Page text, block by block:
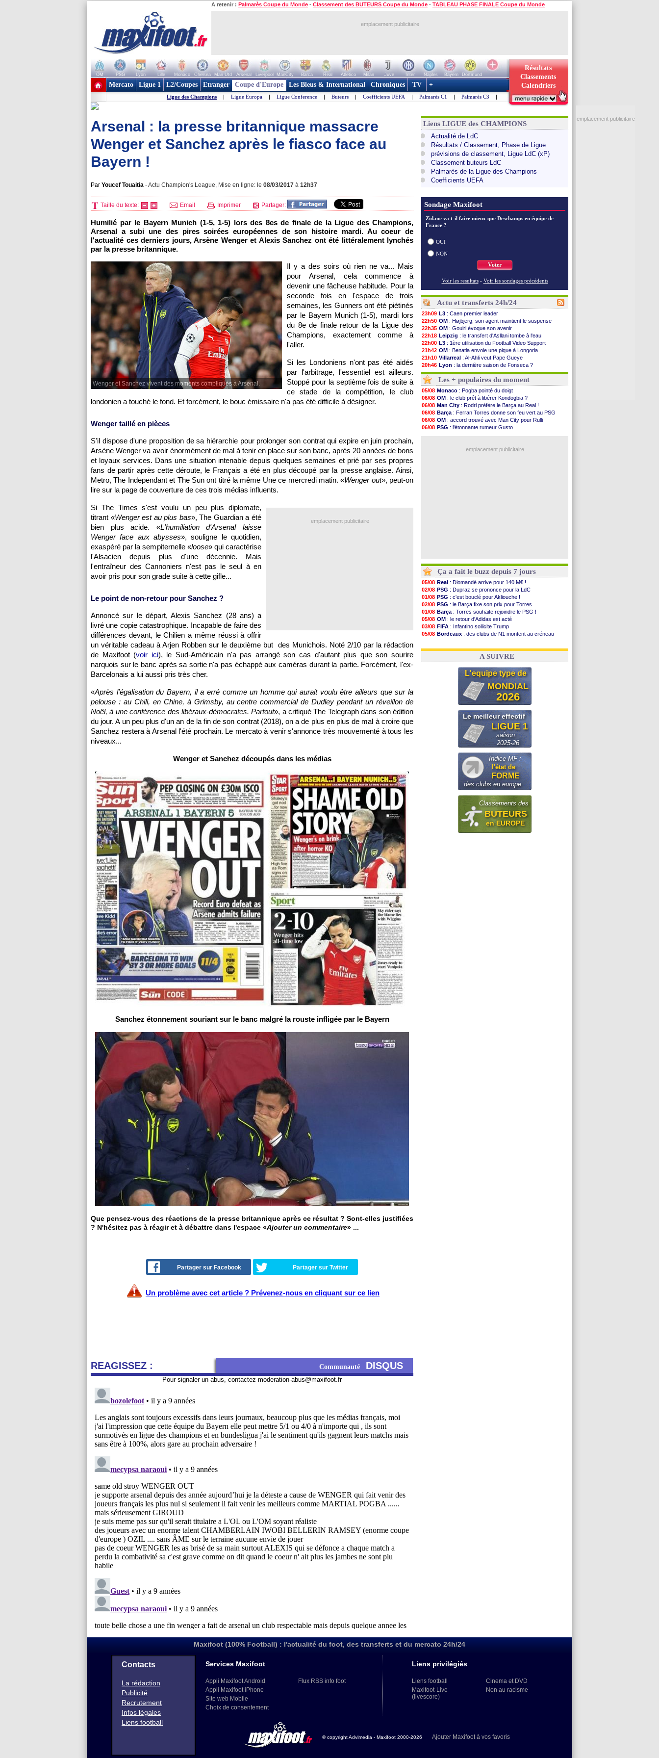
A retenir : Palmarès Coupe du Monde - Classement des BUTEURS Coupe du Monde - TABLEAU PHASE FINALE Coupe du Monde
emplacement publicitaire
OM PSG Lyon Lille Monaco Chelsea Man Utd Arsenal Liverpool ManCity Barca Real Atletico Milan Juve Inter Naples Bayern
Dortmund
+ de clubs
Résultats
Classements
Calendriers
Mercato Ligue 1 L2/Coupes Etranger Coupe d'Europe Les Bleus & International Chroniques TV +
Ligue des Champions | Ligue Europa | Ligue Conference | Buteurs | Coefficients UEFA | Palmarès C1 | Palmarès C3 |
Arsenal : la presse britannique massacre
Wenger et Sanchez après le fiasco face au
Bayern !
Par Youcef Touaitia -Actu Champion's League, Mise en ligne: le 08/03/2017 à 12h37
Taille du texte: Email Imprimer Partager:
Humilié par le Bayern Munich (1-5, 1-5) lors des 8es de finale de la Ligue des Champions,
Arsenal a subi une des pires soirées européennes de son histoire mardi. Au coeur de
l'actualité ces derniers jours, Arsène Wenger et Alexis Sanchez ont été littéralement lynchés
par la presse britannique.
Wenger et Sanchez vivent des moments compliqués à Arsenal.
Il y a des soirs où rien ne va... Mais
pour Arsenal, cela commence à
devenir une fâcheuse habitude. Pour la
seconde fois en l'espace de trois
semaines, les Gunners ont été piétinés
par le Bayern Munich (1-5), mardi lors
du 8e de finale retour de la Ligue des
Champions, exactement comme à
l'aller.
Si les Londoniens n'ont pas été aidés
par l'arbitrage, l'essentiel est ailleurs.
Stoppé pour la septième fois de suite à
ce stade de la compétition, le club
londonien a touché le fond. Et forcément, le bouc émissaire n'a pas été difficile à désigner.
Wenger taillé en pièces
S'il dispose d'une proposition de sa hiérarchie pour prolonger son contrat qui expire en juin prochain,
Arsène Wenger va avoir énormément de mal à tenir en place sur son banc, après 20 années de bons
et loyaux services. Dans une situation intenable depuis quelques semaines et prié par ses propres
fans de partir après cette déroute, le Français a été en plus découpé par la presse anglaise. Ainsi,
Metro, The Independant et The Sun ont titré la même Une ce mercredi matin. «Wenger out», peut-on
lire sur la page de couverture de ces trois médias influents.
emplacement publicitaire
Si The Times s'est voulu un peu plus diplomate,
titrant «Wenger est au plus bas», The Guardian a été
bien plus acide. «L'humiliation d'Arsenal laisse
Wenger face aux abysses», souligne le quotidien,
exaspéré par la sempiternelle «loose» qui caractérise
l'Alsacien depuis plus d'une décennie. Mais
l'entraîneur des Cannoniers n'est pas le seul à en
avoir pris pour son grade suite à cette gifle...
Le point de non-retour pour Sanchez ?
Annoncé sur le départ, Alexis Sanchez (28 ans) a
livré une copie catastrophique. Incapable de faire des
différences devant, le Chilien a même réussi à offrir
un véritable cadeau à Arjen Robben sur le deuxième but des Munichois. Noté 2/10 par la rédaction
de Maxifoot (voir ici), le Sud-Américain n'a pas arrangé son cas d'autant plus que son sourire
narquois sur le banc après sa sortie n'a pas échappé aux caméras durant la partie. Forcément, l'ex-
Barcelonais a lui aussi pris très cher.
«Après l'égalisation du Bayern, il a erré comme un homme qui aurait voulu être ailleurs que sur la
pelouse : au Chili, en Chine, à Grimsby, au centre commercial de Dudley pendant un réveillon de
Noël, à une conférence des libéraux-démocrates. Partout», a critiqué The Telegraph dans son édition
du jour. A un peu plus d'un an de la fin de son contrat (2018), on a de plus en plus de mal à croire que
Sanchez restera à Arsenal l'été prochain. Le mercato à venir s'annonce très mouvementé à tous les
niveaux...
Wenger et Sanchez découpés dans les médias
Sanchez étonnement souriant sur le banc malgré la rouste infligée par le Bayern
Que pensez-vous des réactions de la presse britannique après ce résultat ? Sont-elles justifiées
? N'hésitez pas à réagir et à débattre dans l'espace «Ajouter un commentaire» ...
Partager sur Facebook Partager sur Twitter
Un problème avec cet article ? Prévenez-nous en cliquant sur ce lien
REAGISSEZ : Communauté DISQUS
Pour signaler un abus, contactez moderation-abus@maxifoot.fr
Liens LIGUE des CHAMPIONS
Actualité de LdC
Résultats / Classement, Phase de Ligue
prévisions de classement, Ligue LdC (xP)
Classement buteurs LdC
Palmarès de la Ligue des Champions
Coefficients UEFA
Sondage Maxifoot
Zidane va t-il faire mieux que Deschamps en équipe de
France ?
OUI
NON
Voter
Voir les resultats - Voir les sondages précédents
Actu et transferts 24h/24
23h09 L3 : Caen premier leader
22h50 OM : Højbjerg, son agent maintient le suspense
22h35 OM : Gouiri évoque son avenir
22h18 Leipzig : le transfert d'Asllani tombe à l'eau
22h00 L3 : 1ère utilisation du Football Video Support
21h42 OM : Benatia envoie une pique à Longoria
21h10 Villarreal : Al-Ahli veut Pape Gueye
20h46 Lyon : la dernière saison de Fonseca ?
20h30 OM: un nouveau prétendant pour Højbjerg
20h01
Brest: un gardien norvégien en approche ?
19h18 OM: McCourt a versé 120 M€ en 2026
19h09
PSG: 4 retours dans le groupe face à Man Utd ...
18h48
Nice: Kevin Carlos va partir en Italie
18h37
L1: prison avec sursis requis contre un arbitre
18h29
Leganés: c'est signé pour Luca Zidane (off.)
17h58
Atletico: Ruggeri en route pour Aston Villa
17h46
Monaco: Filipe Luis soutient Biereth
: Naples vise Gabriel Jesus
Les + populaires du moment
05/08 Monaco : Pogba pointé du doigt
06/08 OM : le club prêt à libérer Kondogbia ?
06/08 Man City : Rodri préfère le Barça au Real !
06/08 Barça : Ferran Torres donne son feu vert au PSG
06/08 OM : accord trouvé avec Man City pour Rulli
06/08 PSG : l'étonnante rumeur Gusto
emplacement publicitaire
Ça a fait le buzz depuis 7 jours
05/08 Real : Diomandé arrive pour 140 M€ !
02/08 PSG : Dupraz se prononce pour la LdC
01/08 PSG : c'est bouclé pour Akliouche !
02/08 PSG : le Barça fixe son prix pour Torres
01/08 Barça : Torres souhaite rejoindre le PSG !
05/08 OM : le retour d'Adidas est acté
03/08 FIFA : Infantino sollicite Trump
05/08 Bordeaux : des clubs de N1 montent au créneau
03/08 Real: le démenti de Leipzig pour Diomandé
A SUIVRE
L'equipe type de
MONDIAL
2026
Le meilleur effectif
LIGUE 1
saison
2025-26
Indice MF :
l'état de
FORME
des clubs en europe
Classements des
BUTEURS
en EUROPE
emplacement publicitaire
Maxifoot (100% Football) : l'actualité du foot, des transferts et du mercato 24h/24
Contacts
La rédaction
Publicité
Recrutement
Infos légales
Liens football
Services Maxifoot
Appli Maxifoot Android
Appli Maxifoot iPhone
Site web Mobile
Choix de consentement
Flux RSS info foot
Liens privilégiés
Liens football
Maxifoot-Live
(livescore)
Cinema et DVD
Non au racisme
© copyright Advimedia - Maxifoot 2000-2026 Ajouter Maxifoot à vos favoris